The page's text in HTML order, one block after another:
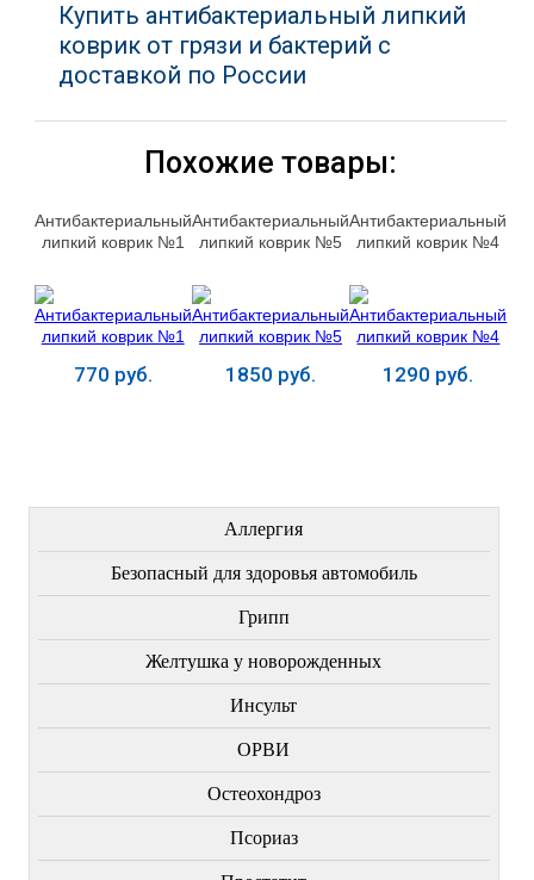
Купить антибактериальный липкий
коврик от грязи и бактерий с
доставкой по России
Похожие товары:
Антибактериальный
липкий коврик №1
770 руб.
Антибактериальный
липкий коврик №5
1850 руб.
Антибактериальный
липкий коврик №4
1290 руб.
Аллергия
Безопасный для здоровья автомобиль
Грипп
Желтушка у новорожденных
Инсульт
ОРВИ
Остеохондроз
Пcориаз